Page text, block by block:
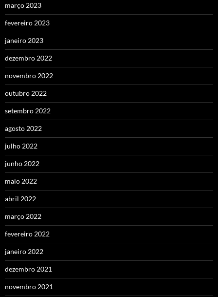
março 2023
fevereiro 2023
janeiro 2023
dezembro 2022
novembro 2022
outubro 2022
setembro 2022
agosto 2022
julho 2022
junho 2022
maio 2022
abril 2022
março 2022
fevereiro 2022
janeiro 2022
dezembro 2021
novembro 2021